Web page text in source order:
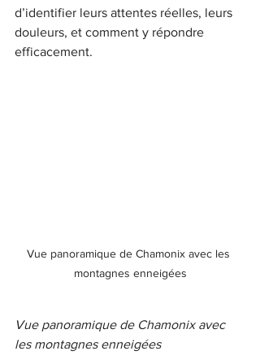
d’identifier leurs attentes réelles, leurs
douleurs, et comment y répondre
efficacement.
Vue panoramique de Chamonix avec les
montagnes enneigées
Vue panoramique de Chamonix avec
les montagnes enneigées